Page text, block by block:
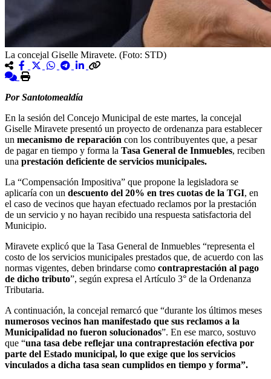
La concejal Giselle Miravete. (Foto: STD)
Por Santotomealdía
En la sesión del Concejo Municipal de este martes, la concejal
Giselle Miravete presentó un proyecto de ordenanza para establecer
un mecanismo de reparación con los contribuyentes que, a pesar
de pagar en tiempo y forma la Tasa General de Inmuebles, reciben
una prestación deficiente de servicios municipales.
La “Compensación Impositiva” que propone la legisladora se
aplicaría con un descuento del 20% en tres cuotas de la TGI, en
el caso de vecinos que hayan efectuado reclamos por la prestación
de un servicio y no hayan recibido una respuesta satisfactoria del
Municipio.
Miravete explicó que la Tasa General de Inmuebles “representa el
costo de los servicios municipales prestados que, de acuerdo con las
normas vigentes, deben brindarse como contraprestación al pago
de dicho tributo”, según expresa el Artículo 3° de la Ordenanza
Tributaria.
A continuación, la concejal remarcó que “durante los últimos meses
numerosos vecinos han manifestado que sus reclamos a la
Municipalidad no fueron solucionados”. En ese marco, sostuvo
que “una tasa debe reflejar una contraprestación efectiva por
parte del Estado municipal, lo que exige que los servicios
vinculados a dicha tasa sean cumplidos en tiempo y forma”.